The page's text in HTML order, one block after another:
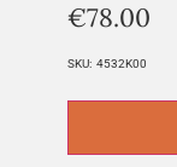
€78.00
SKU: 4532K00